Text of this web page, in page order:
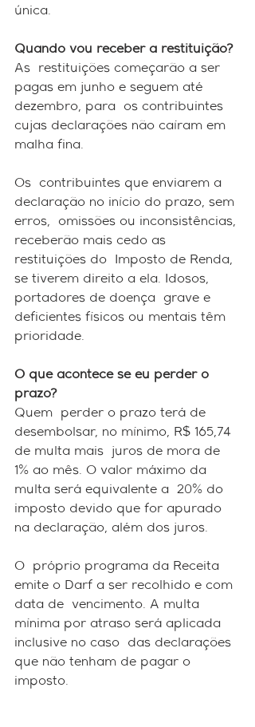
única.
Quando vou receber a restituição?
As  restituições começarão a ser
pagas em junho e seguem até
dezembro, para  os contribuintes
cujas declarações não caíram em
malha fina.
Os  contribuintes que enviarem a
declaração no início do prazo, sem
erros,  omissões ou inconsistências,
receberão mais cedo as
restituições do  Imposto de Renda,
se tiverem direito a ela. Idosos,
portadores de doença  grave e
deficientes físicos ou mentais têm
prioridade.
O que acontece se eu perder o
prazo?
Quem  perder o prazo terá de
desembolsar, no mínimo, R$ 165,74
de multa mais  juros de mora de
1% ao mês. O valor máximo da
multa será equivalente a  20% do
imposto devido que for apurado
na declaração, além dos juros.
O  próprio programa da Receita
emite o Darf a ser recolhido e com
data de  vencimento. A multa
mínima por atraso será aplicada
inclusive no caso  das declarações
que não tenham de pagar o
imposto.